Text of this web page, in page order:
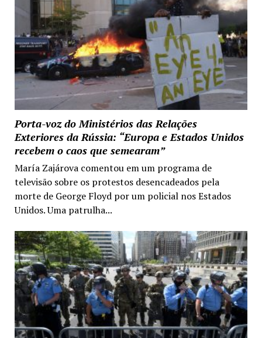
Porta-voz do Ministérios das Relações
Exteriores da Rússia: “Europa e Estados Unidos
recebem o caos que semearam”
María Zajárova comentou em um programa de
televisão sobre os protestos desencadeados pela
morte de George Floyd por um policial nos Estados
Unidos. Uma patrulha...